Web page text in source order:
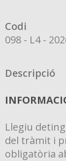
Codi
098 - L4 -
Descripció
Llegiu
del tràmit i
obligatòria